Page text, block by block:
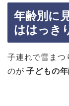
年齢別に
ははっき
子連れで雪まつ
のが子どもの